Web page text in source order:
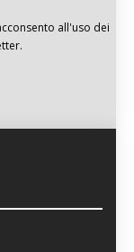
all'uso dei